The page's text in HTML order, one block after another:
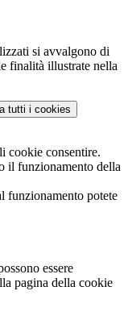
si avvalgono di
finalità illustrate nella
tutti i cookies
cookie consentire.
il funzionamento della
funzionamento potete
essere
pagina della cookie